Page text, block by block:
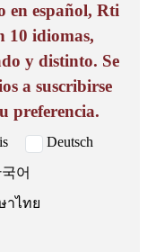
en español, Rti
10 idiomas,
y distinto. Se
a suscribirse
preferencia.
Deutsch
어
าไทย